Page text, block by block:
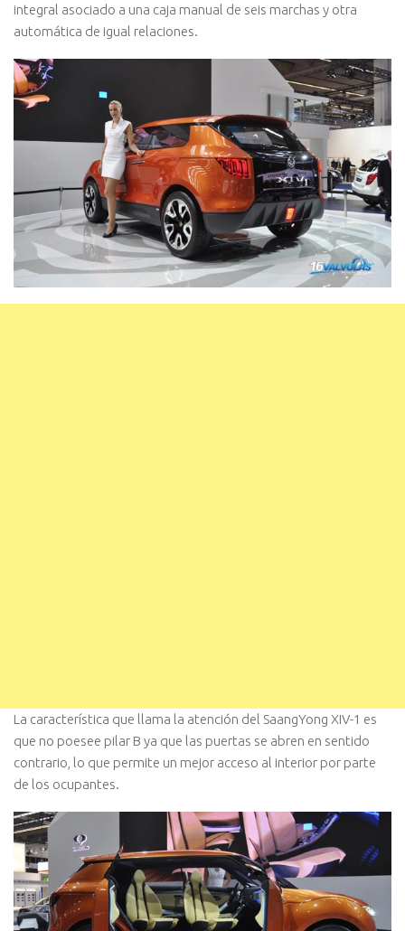
integral asociado a una caja manual de seis marchas y otra
automática de igual relaciones.
La característica que llama la atención del SaangYong XIV-1 es
que no poesee pilar B ya que las puertas se abren en sentido
contrario, lo que permite un mejor acceso al interior por parte
de los ocupantes.